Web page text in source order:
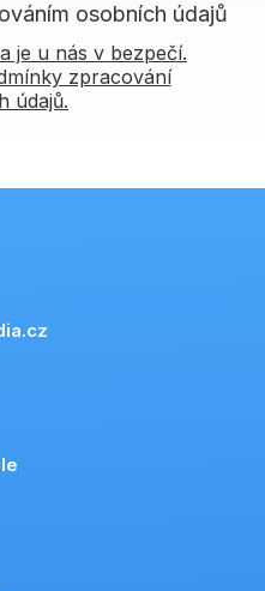
osobních údajů
je u nás v bezpečí.
zpracování
údajů.